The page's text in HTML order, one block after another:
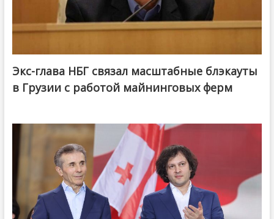
Экс-глава НБГ связал масштабные блэкауты
в Грузии с работой майнинговых ферм